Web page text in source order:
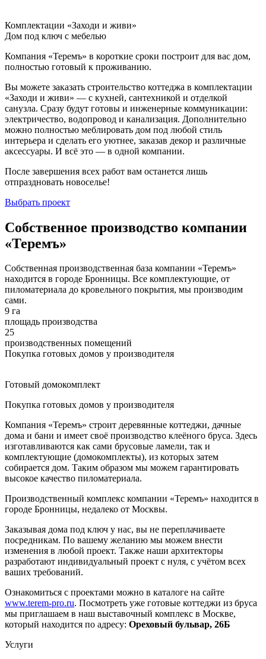
Комплектации «Заходи и живи»
Дом под ключ с мебелью
Компания «Теремъ» в короткие сроки построит для вас дом,
полностью готовый к проживанию.
Вы можете заказать строительство коттеджа в комплектации
«Заходи и живи» — с кухней, сантехникой и отделкой
санузла. Сразу будут готовы и инженерные коммуникации:
электричество, водопровод и канализация. Дополнительно
можно полностью меблировать дом под любой стиль
интерьера и сделать его уютнее, заказав декор и различные
аксессуары. И всё это — в одной компании.
После завершения всех работ вам останется лишь
отпраздновать новоселье!
Выбрать проект
Собственное производство компании
«Теремъ»
Собственная производственная база компании «Теремъ»
находится в городе Бронницы. Все комплектующие, от
пиломатериала до кровельного покрытия, мы производим
сами.
9 га
площадь производства
25
производственных помещений
Покупка готовых домов у производителя
Готовый домокомплект
Покупка готовых домов у производителя
Компания «Теремъ» строит деревянные коттеджи, дачные
дома и бани и имеет своё производство клеёного бруса. Здесь
изготавливаются как сами брусовые ламели, так и
комплектующие (домокомплекты), из которых затем
собирается дом. Таким образом мы можем гарантировать
высокое качество пиломатериала.
Производственный комплекс компании «Теремъ» находится в
городе Бронницы, недалеко от Москвы.
Заказывая дома под ключ у нас, вы не переплачиваете
посредникам. По вашему желанию мы можем внести
изменения в любой проект. Также наши архитекторы
разработают индивидуальный проект с нуля, с учётом всех
ваших требований.
Ознакомиться с проектами можно в каталоге на сайте
www.terem-pro.ru. Посмотреть уже готовые коттеджи из бруса
мы приглашаем в наш выставочный комплекс в Москве,
который находится по адресу: Ореховый бульвар, 26Б
Услуги